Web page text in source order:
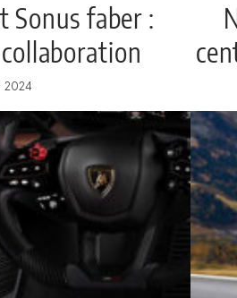
Sonus faber :
2024